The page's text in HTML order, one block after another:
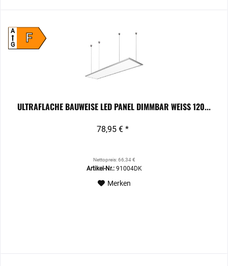
F
A
G
ULTRAFLACHE BAUWEISE LED PANEL DIMMBAR WEISS 120...
78,95 € *
Nettopreis: 66,34 €
Artikel-Nr.:91004DK
Merken